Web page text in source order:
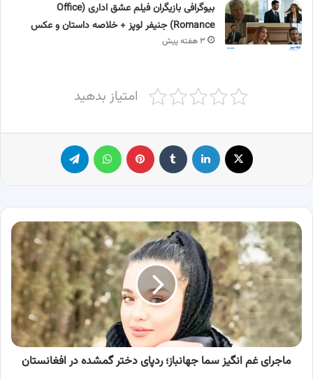
بیوگرافی بازیگران فیلم عشق اداری (Office
Romance) جنیفر لوپز + خلاصه داستان و عکس
۳ هفته پیش
امتیاز بدهید
لینکدین ‫تامبلر پینترست
ماجرای
غم
انگیز
سما
جهانباز؛
ردپای
دختر
گمشده
در
افغانستان
ماجرای غم انگیز سما جهانباز؛ ردپای دختر گمشده در افغانستان